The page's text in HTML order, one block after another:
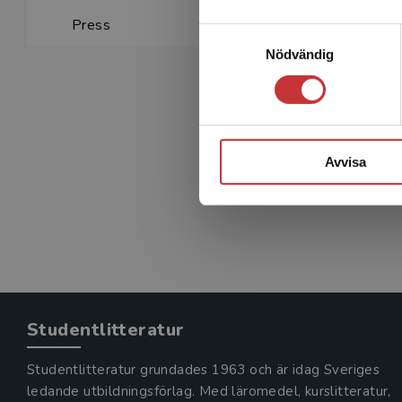
Nödvändig
Avvisa
Press
Studentlitteratur
Studentlitteratur grundades 1963 och är idag Sveriges
ledande utbildningsförlag. Med läromedel, kurslitteratur,